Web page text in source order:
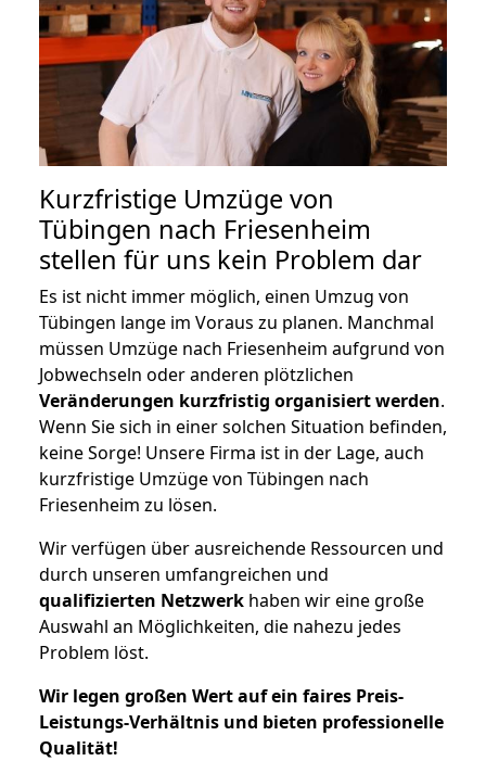
Kurzfristige Umzüge von
Tübingen nach Friesenheim
stellen für uns kein Problem dar
Es ist nicht immer möglich, einen Umzug von
Tübingen lange im Voraus zu planen. Manchmal
müssen Umzüge nach Friesenheim aufgrund von
Jobwechseln oder anderen plötzlichen
Veränderungen kurzfristig organisiert werden.
Wenn Sie sich in einer solchen Situation befinden,
keine Sorge! Unsere Firma ist in der Lage, auch
kurzfristige Umzüge von Tübingen nach
Friesenheim zu lösen.
Wir verfügen über ausreichende Ressourcen und
durch unseren umfangreichen und
qualifizierten Netzwerk haben wir eine große
Auswahl an Möglichkeiten, die nahezu jedes
Problem löst.
Wir legen großen Wert auf ein faires Preis-
Leistungs-Verhältnis und bieten professionelle
Qualität!